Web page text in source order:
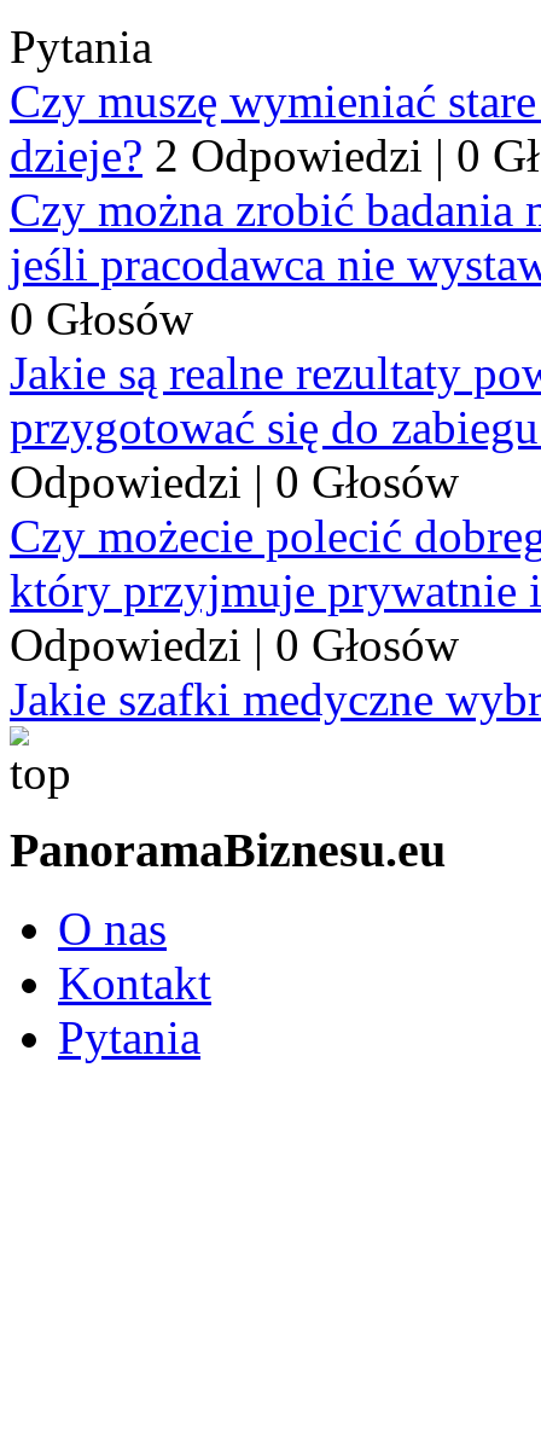
Pytania
Czy muszę wymieniać
dzieje? 2 Odpowiedzi | 0
Czy można zrobić badania
jeśli pracodawca nie
0 Głosów
Jakie są realne rezultaty
przygotować się do
Odpowiedzi | 0 Głosów
Czy możecie polecić
który przyjmuje prywatnie
Odpowiedzi | 0 Głosów
Jakie szafki medyczne
PanoramaBiznesu.eu
O nas
Kontakt
Pytania